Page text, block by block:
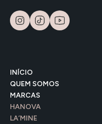
INÍCIO
QUEM SOMOS
MARCAS
HANOVA
LA’MINE